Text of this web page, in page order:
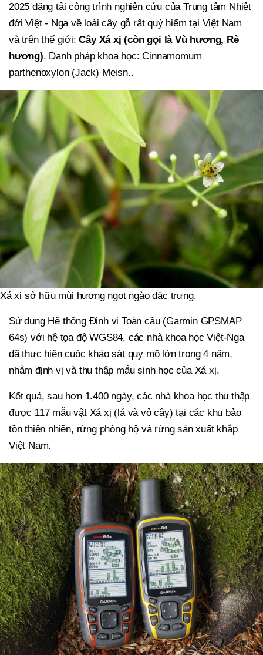
2025 đăng tải công trình nghiên cứu của Trung tâm Nhiệt
đới Việt - Nga về loài cây gỗ rất quý hiếm tại Việt Nam
và trên thế giới:Cây Xá xị (còn gọi là Vù hương, Rè
hương). Danh pháp khoa học: Cinnamomum
parthenoxylon (Jack) Meisn..
Xá xị sở hữu mùi hương ngọt ngào đặc trưng.
Sử dụng Hệ thống Định vị Toàn cầu (Garmin GPSMAP
64s) với hệ tọa độ WGS84, các nhà khoa học Việt-Nga
đã thực hiện cuộc khảo sát quy mô lớn trong 4 năm,
nhằm định vị và thu thập mẫu sinh học của Xá xị.
Kết quả, sau hơn 1.400 ngày, các nhà khoa học thu thập
được 117 mẫu vật Xá xị (lá và vỏ cây) tại các khu bảo
tồn thiên nhiên, rừng phòng hộ và rừng sản xuất khắp
Việt Nam.